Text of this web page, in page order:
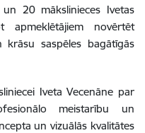
20 mākslinieces Ivetas
apmeklētājiem novērtēt
saspēles bagātīgās
Iveta Vecenāne par
meistarību un
un vizuālās kvalitātes